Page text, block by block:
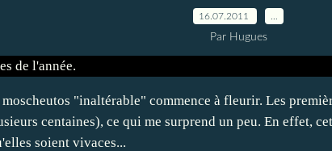
16.07.2011
Par Hugues
"inaltérable" commence à fleurir. Les
centaines), ce qui me surprend un peu. En effet,
soient vivaces...